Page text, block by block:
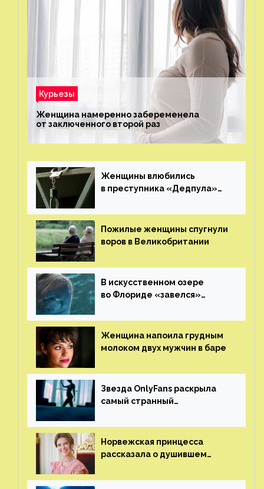
Курьезы
Женщина намеренно забеременела
от заключенного второй раз
Женщины влюбились
в преступника «Дедпула»
ему жизнь
Пожилые женщины спугнули
воров в Великобритании
В искусственном озере
во Флориде «завелся»
Женщина напоила грудным
молоком двух мужчин в баре
Звезда OnlyFans раскрыла
самый странный
от фаната
Норвежская принцесса
рассказала о душившем
генерала